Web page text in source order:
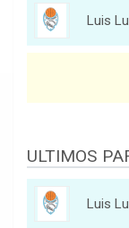
Luis
ULTIMOS
Luis